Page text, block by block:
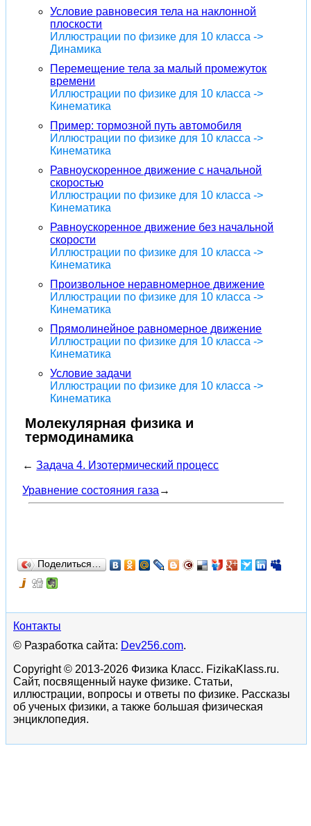
Условие равновесия тела на наклонной
плоскости
Иллюстрации по физике для 10 класса ->
Динамика
Перемещение тела за малый промежуток
времени
Иллюстрации по физике для 10 класса ->
Кинематика
Пример: тормозной путь автомобиля
Иллюстрации по физике для 10 класса ->
Кинематика
Равноускоренное движение с начальной
скоростью
Иллюстрации по физике для 10 класса ->
Кинематика
Равноускоренное движение без начальной
скорости
Иллюстрации по физике для 10 класса ->
Кинематика
Произвольное неравномерное движение
Иллюстрации по физике для 10 класса ->
Кинематика
Прямолинейное равномерное движение
Иллюстрации по физике для 10 класса ->
Кинематика
Условие задачи
Иллюстрации по физике для 10 класса ->
Кинематика
Молекулярная физика и
термодинамика
←Задача 4. Изотермический процесс
Уравнение состояния газа →
Поделиться…
Контакты
© Разработка сайта: Dev256.com.
Copyright © 2013-2026 Физика Класс. FizikaKlass.ru.
Сайт, посвященный науке физике. Статьи,
иллюстрации, вопросы и ответы по физике. Рассказы
об ученых физики, а также большая физическая
энциклопедия.